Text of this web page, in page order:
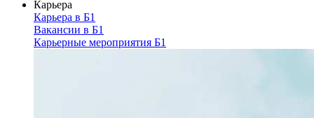
Карьера
Карьера в Б1
Вакансии в Б1
Карьерные мероприятия Б1